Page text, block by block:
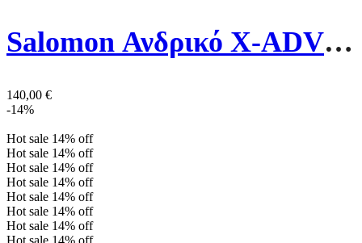
Salomon Ανδρικό X-ADVENTURE COLDRUSH WP 478560 Μάυρο/Γκρί
140,00 €
-14%
Hot sale 14% off
Hot sale 14% off
Hot sale 14% off
Hot sale 14% off
Hot sale 14% off
Hot sale 14% off
Hot sale 14% off